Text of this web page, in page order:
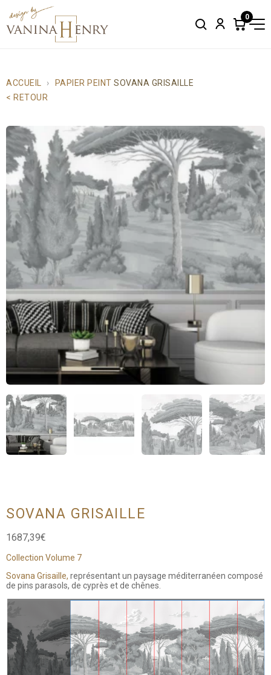
SearchAccount
0
Items
ACCUEIL PAPIER PEINT SOVANA GRISAILLE
< RETOUR
SOVANA GRISAILLE
1687,39€
Collection Volume 7
Sovana Grisaille, représentant un paysage méditerranéen composé
de pins parasols, de cyprès et de chênes.